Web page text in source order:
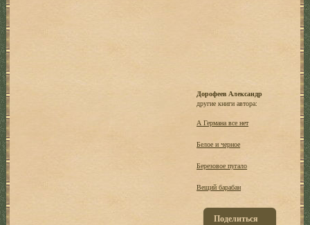
Дорофеев Александр
другие книги автора:
А Германа все нет
Белое и черное
Березовое пугало
Вещий барабан
Поделиться